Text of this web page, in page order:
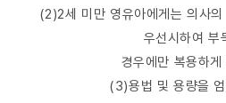
(2)2세 미만 영유아에게는 의사
우선시하여 부
경우에만 복용하
(3)용법 및 용량을